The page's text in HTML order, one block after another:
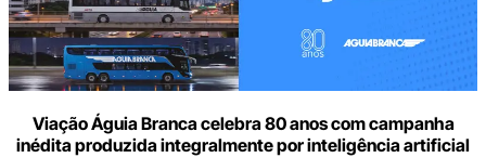
Viação Águia Branca celebra 80 anos com campanha
inédita produzida integralmente por inteligência artificial